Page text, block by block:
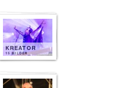
KREATOR
15 BILDER